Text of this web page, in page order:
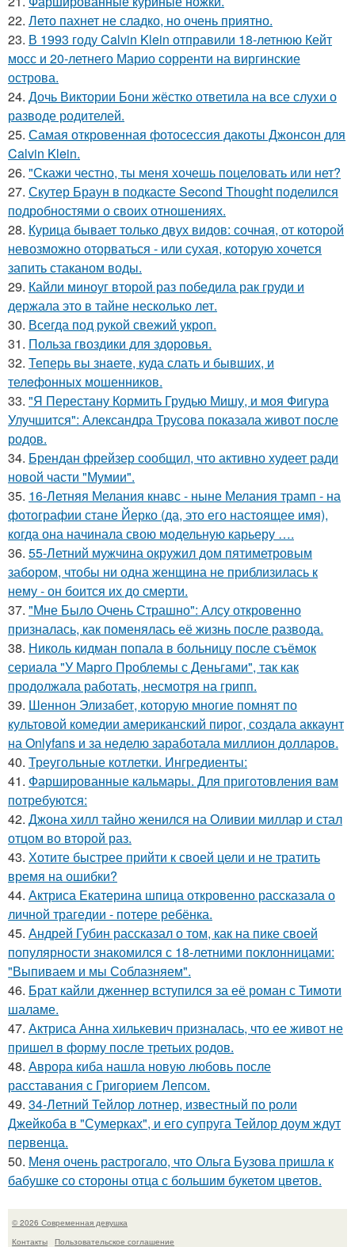
22. Лето пахнет не сладко, но очень приятно.
23. В 1993 году Calvin Klein отправили 18-летнюю Кейт
мосс и 20-летнего Марио сорренти на виргинские
острова.
24. Дочь Виктории Бони жёстко ответила на все слухи о
разводе родителей.
25. Самая откровенная фотосессия дакоты Джонсон для
Calvin Klein.
26. "Скажи честно, ты меня хочешь поцеловать или нет?
27. Скутер Браун в подкасте Second Thought поделился
подробностями о своих отношениях.
28. Курица бывает только двух видов: сочная, от которой
невозможно оторваться - или сухая, которую хочется
запить стаканом воды.
29. Кайли миноуг второй раз победила рак груди и
держала это в тайне несколько лет.
30. Всегда под рукой свежий укроп.
31. Польза гвоздики для здоровья.
32. Теперь вы знaетe, куда слать и бывших, и
телeфонныx мошенников.
33. "Я Перестану Кормить Грудью Мишу, и моя Фигура
Улучшится": Александра Трусова показала живот после
родов.
34. Брендан фрейзер сообщил, что активно худеет ради
новой части "Мумии".
35. 16-Летняя Мелания кнавс - ныне Мелания трамп - на
фотографии стане Йерко (да, это его настоящее имя),
когда она начинала свою модельную карьеру ….
36. 55-Летний мужчина окружил дом пятиметровым
забором, чтобы ни одна женщина не приблизилась к
нему - он боится их до смерти.
37. "Мне Было Очень Страшно": Алсу откровенно
призналась, как поменялась её жизнь после развода.
38. Николь кидман попала в больницу после съёмок
сериала "У Марго Проблемы с Деньгами", так как
продолжала работать, несмотря на грипп.
39. Шеннон Элизабет, которую многие помнят по
культовой комедии американский пирог, создала аккаунт
на Onlyfans и за неделю заработала миллион долларов.
40. Треугольные котлетки. Ингредиенты:
41. Фаршированные кальмары. Для приготовления вам
потребуются:
42. Джона хилл тайно женился на Оливии миллар и стал
отцом во второй раз.
43. Хотите быстрее прийти к своей цели и не тратить
время на ошибки?
44. Актриса Екатерина шпица откровенно рассказала о
личной трагедии - потере ребёнка.
45. Андрей Губин рассказал о том, как на пике своей
популярности знакомился с 18-летними поклонницами:
"Выпиваем и мы Соблазняем".
46. Брат кайли дженнер вступился за её роман с Тимоти
шаламе.
47. Актриса Анна хилькевич призналась, что ее живот не
пришел в форму после третьих родов.
48. Аврора киба нашла новую любовь после
расставания с Григорием Лепсом.
49. 34-Летний Тейлор лотнер, известный по роли
Джейкоба в "Сумерках", и его супруга Тейлор доум ждут
первенца.
50. Меня очень растрогало, что Ольга Бузова пришла к
бабушке со стороны отца с большим букетом цветов.
© 2026 Современная девушка
Контакты
Пользовательское соглашение